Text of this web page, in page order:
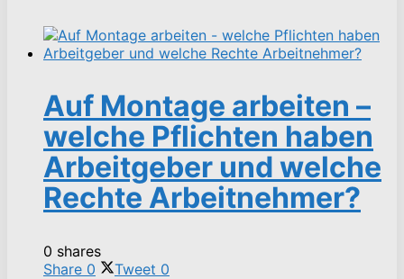
Auf Montage arbeiten –
welche Pflichten haben
Arbeitgeber und welche
Rechte Arbeitnehmer?
0 shares
Share 0 Tweet 0